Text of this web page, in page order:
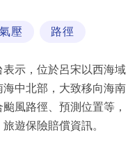
壓 路徑
示，位於呂宋以西海域
中北部，大致移向海南
風路徑、預測位置等，
遊保險賠償資訊。